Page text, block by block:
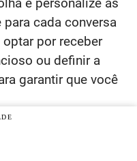
cada conversa
por receber
ou definir a
garantir que você